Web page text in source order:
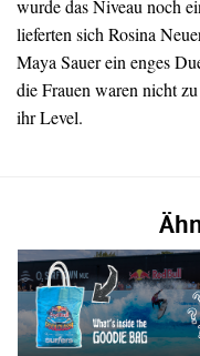
wurde das Niveau noch
lieferten sich Rosina
Maya Sauer ein enges
die Frauen waren nicht
ihr Level.